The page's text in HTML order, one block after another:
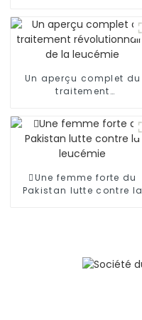
Un aperçu complet du
traitement
leucémie
Une femme forte du
Pakistan lutte contre la